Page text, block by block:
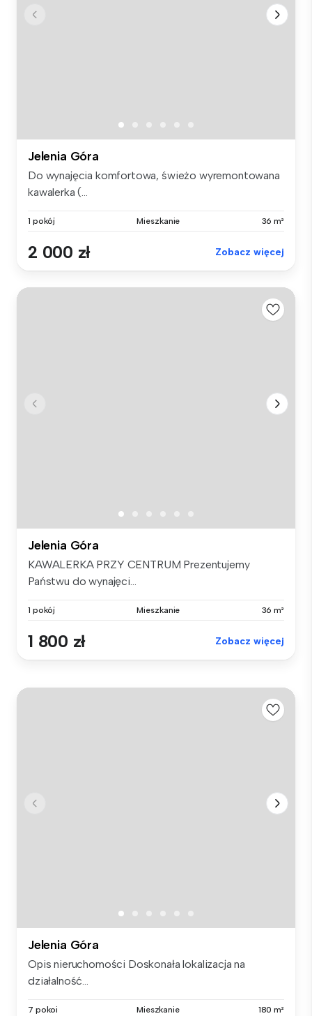
Jelenia Góra
Do wynajęcia komfortowa, świeżo wyremontowana
kawalerka (...
1 pokój Mieszkanie 36 m²
2 000 zł Zobacz więcej
Jelenia Góra
KAWALERKA PRZY CENTRUM Prezentujemy
Państwu do wynajęci...
1 pokój Mieszkanie 36 m²
1 800 zł Zobacz więcej
Jelenia Góra
Opis nieruchomości Doskonała lokalizacja na
działalność...
7 pokoi Mieszkanie 180 m²